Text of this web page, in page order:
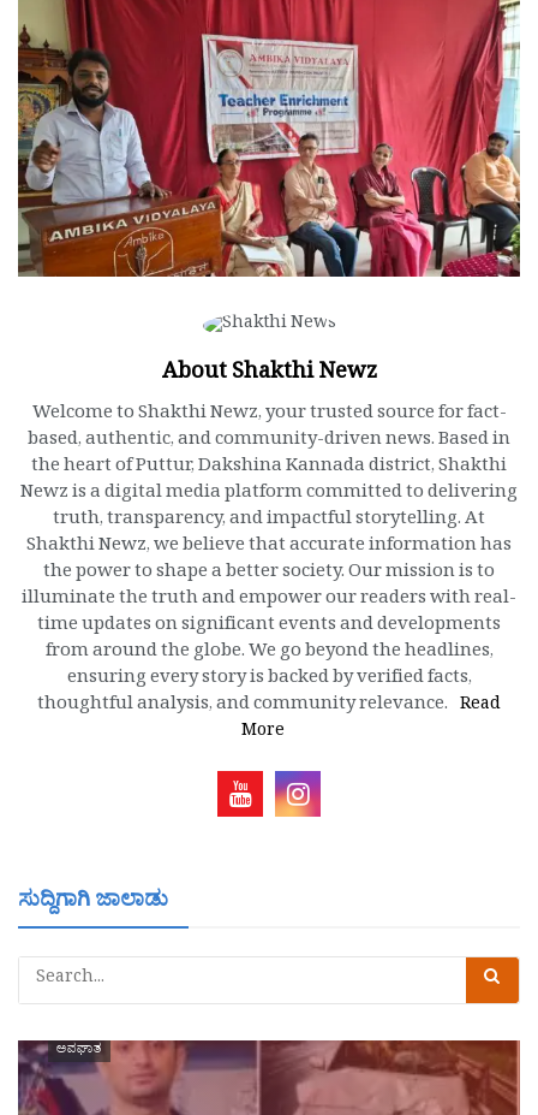
About Shakthi Newz
Welcome to Shakthi Newz, your trusted source for fact-
based, authentic, and community-driven news. Based in
the heart of Puttur, Dakshina Kannada district, Shakthi
Newz is a digital media platform committed to delivering
truth, transparency, and impactful storytelling. At
Shakthi Newz, we believe that accurate information has
the power to shape a better society. Our mission is to
illuminate the truth and empower our readers with real-
time updates on significant events and developments
from around the globe. We go beyond the headlines,
ensuring every story is backed by verified facts,
thoughtful analysis, and community relevance. Read
More
ಸುದ್ದಿಗಾಗಿ ಜಾಲಾಡು
ಅಪಘಾತ